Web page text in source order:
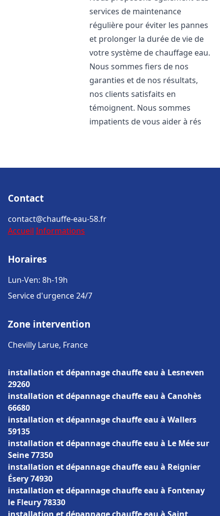
services de maintenance
régulière pour éviter les pannes
et prolonger la durée de vie de
votre système de chauffage eau.
Nous sommes fiers de nos
garanties et de nos résultats,
nos clients satisfaits en
témoignent. Nous sommes
impatients de vous aider à rés
Contact
contact@chauffe-eau-58.fr
Accueil Informations
Horaires
Lun-Ven: 8h-19h
Service d'urgence 24/7
Zone intervention
Chevilly Larue, France
installation et dépannage chauffe eau à Lesneven
29260
installation et dépannage chauffe eau à Canohès
66680
installation et dépannage chauffe eau à Wallers
59135
installation et dépannage chauffe eau à Le Mée sur
Seine 77350
installation et dépannage chauffe eau à Reignier
Ésery 74930
installation et dépannage chauffe eau à Fontenay
le Fleury 78330